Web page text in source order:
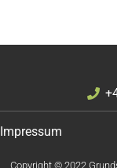
Impressum
Copyright © 2022